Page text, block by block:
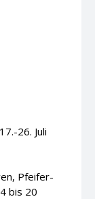
26. Juli
Pfeifer-
bis 20